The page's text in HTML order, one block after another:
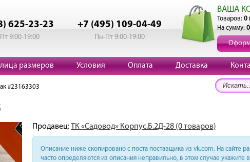
625-23-23
9:00-19:00
+7 (495) 109-04-49
Пн-Пт 9:00-19:00
ВАША
Товаров: 0
На сумму:
размеров Условия Оплата Доставка
#23163303
Продавец:ТК «Садовод» Корпус.Б.2Д-28 (0 товаров)
Описание ниже скопировано с поста поставщика из vk.com. На сайте
часто определяются из описания неправильно, в этом случае укажите